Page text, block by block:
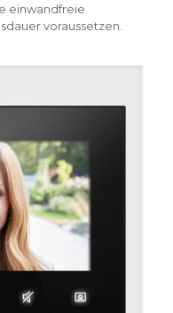
einwandfreie
voraussetzen.